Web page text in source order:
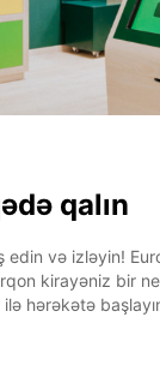
qalın
edin və izləyin!
kirayəniz bir
hərəkətə